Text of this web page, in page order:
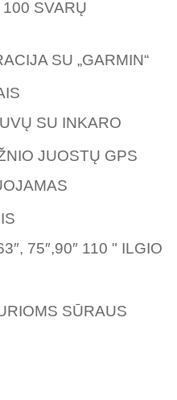
SVARŲ
SU „GARMIN“
SU INKARO
JUOSTŲ GPS
75″,90″ 110 " ILGIO
SŪRAUS